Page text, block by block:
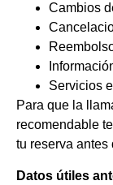
Cambios
Servicios
Para que la
recomendable
tu reserva antes
Datos útiles